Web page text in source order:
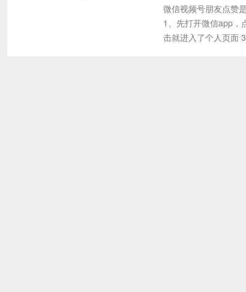
微信视频号朋友点赞
1、先打开微信app，
击就进入了个人页面